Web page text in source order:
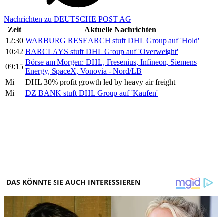
Nachrichten zu DEUTSCHE POST AG
Zeit
Aktuelle Nachrichten
12:30 WARBURG RESEARCH stuft DHL Group auf 'Hold'
10:42 BARCLAYS stuft DHL Group auf 'Overweight'
09:15
Börse am Morgen: DHL, Fresenius, Infineon, Siemens
Energy, SpaceX, Vonovia - Nord/LB
Mi
DHL 30% profit growth led by heavy air freight
Mi
DZ BANK stuft DHL Group auf 'Kaufen'